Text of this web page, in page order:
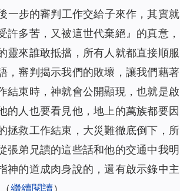
一步的審判工作交給子來作，其實就
許多苦，又被這世代棄絕 』的真意，
靈來誰敢抵擋，所有人就都直接順服
，審判揭示我們的敗壞，讓我們藉著
結束時，神就會公開顯現，也就是啟
的人也要看見他，地上的萬族都要因
拯救工作結束，大災難徹底倒下，所
張弟兄讀的這些話和他的交通中我明
神的道成肉身說的，還有啟示錄中主
繼續閱讀）